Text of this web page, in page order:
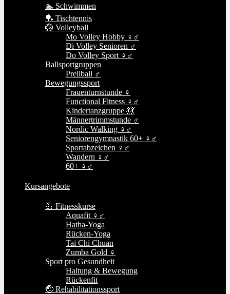
🏊 Schwimmen
🏓 Tischtennis
🏐 Volleyball
Mo Volley Hobby ♀♂
Di Volley Senioren ♂
Do Volley Sport ♀♂
Ballsportgruppen
Prellball ♂
Bewegungssport
Frauenturnstunde ♀
Functional Fitness ♀♂
Kindertanzgruppe 💃💃
Männertrimmstunde ♂
Nordic Walking ♀♂
Seniorengymnastik 60+ ♀♂
Sportabzeichen ♀♂
Wandern ♀♂
60+ ♀♂
Kursangebote
💪 Fitnesskurse
Aquafit ♀♂
Hatha-Yoga
Rücken-Yoga
Tai Chi Chuan
Zumba Gold ♀
Sport pro Gesundheit
Haltung & Bewegung
Rückenfit
🤕 Rehabilitationssport